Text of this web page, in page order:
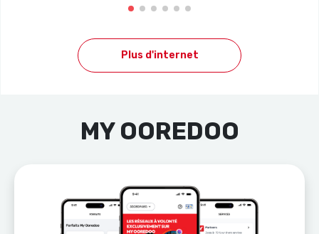
Plus d'internet
MY OOREDOO